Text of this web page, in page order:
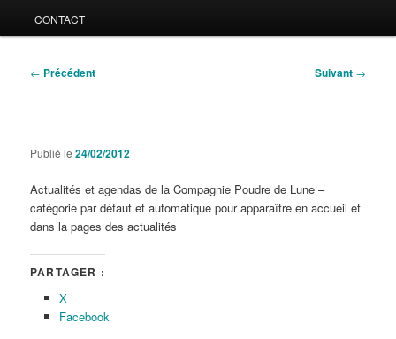
CONTACT
Navigation
← Précédent Suivant →
Publié le24/02/2012
Actualités et agendas de la Compagnie Poudre de Lune –
catégorie par défaut et automatique pour apparaître en accueil et
dans la pages des actualités
PARTAGER :
X
Facebook